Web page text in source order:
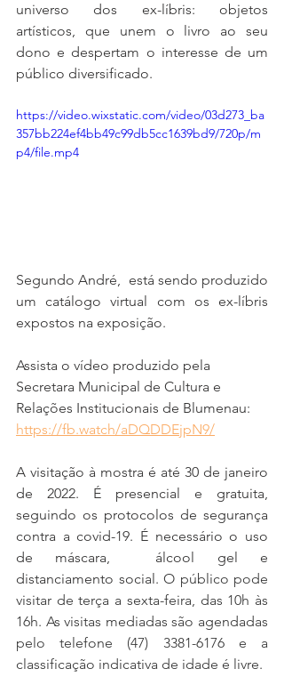
universo dos ex-líbris: objetos
artísticos, que unem o livro ao seu
dono e despertam o interesse de um
público diversificado.
https://video.wixstatic.com/video/03d273_ba
357bb224ef4bb49c99db5cc1639bd9/720p/m
p4/file.mp4
Segundo André,  está sendo produzido
um catálogo virtual com os ex-líbris
expostos na exposição.
Assista o vídeo produzido pela
Secretara Municipal de Cultura e
Relações Institucionais de Blumenau:
https://fb.watch/aDQDDEjpN9/
A visitação à mostra é até 30 de janeiro
de 2022. É presencial e gratuita,
seguindo os protocolos de segurança
contra a covid-19. É necessário o uso
de máscara,  álcool gel e
distanciamento social. O público pode
visitar de terça a sexta-feira, das 10h às
16h. As visitas mediadas são agendadas
pelo telefone (47) 3381-6176 e a
classificação indicativa de idade é livre.